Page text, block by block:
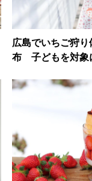
広島でいちご狩
布 子どもを対象